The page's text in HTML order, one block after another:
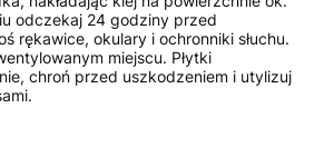
odczekaj 24 godziny przed
rękawice, okulary i ochronniki słuchu.
miejscu. Płytki
chroń przed uszkodzeniem i utylizuj